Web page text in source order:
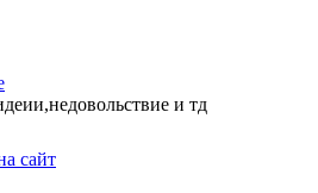
и тд
сайт